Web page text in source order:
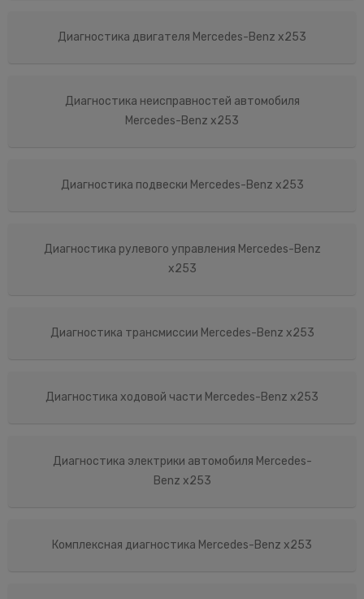
Диагностика двигателя Mercedes-Benz x253
Диагностика неисправностей автомобиля
Mercedes-Benz x253
Диагностика подвески Mercedes-Benz x253
Диагностика рулевого управления Mercedes-Benz
x253
Диагностика трансмиссии Mercedes-Benz x253
Диагностика ходовой части Mercedes-Benz x253
Диагностика электрики автомобиля Mercedes-
Benz x253
Комплексная диагностика Mercedes-Benz x253